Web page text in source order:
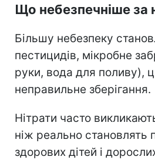
Що небезпечніше за
Більшу небезпеку
пестицидів, мікробне
руки, вода для поливу),
неправильне зберігання.
Нітрати часто
ніж реально становлять
здорових дітей і